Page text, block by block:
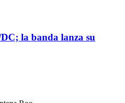
la banda lanza su